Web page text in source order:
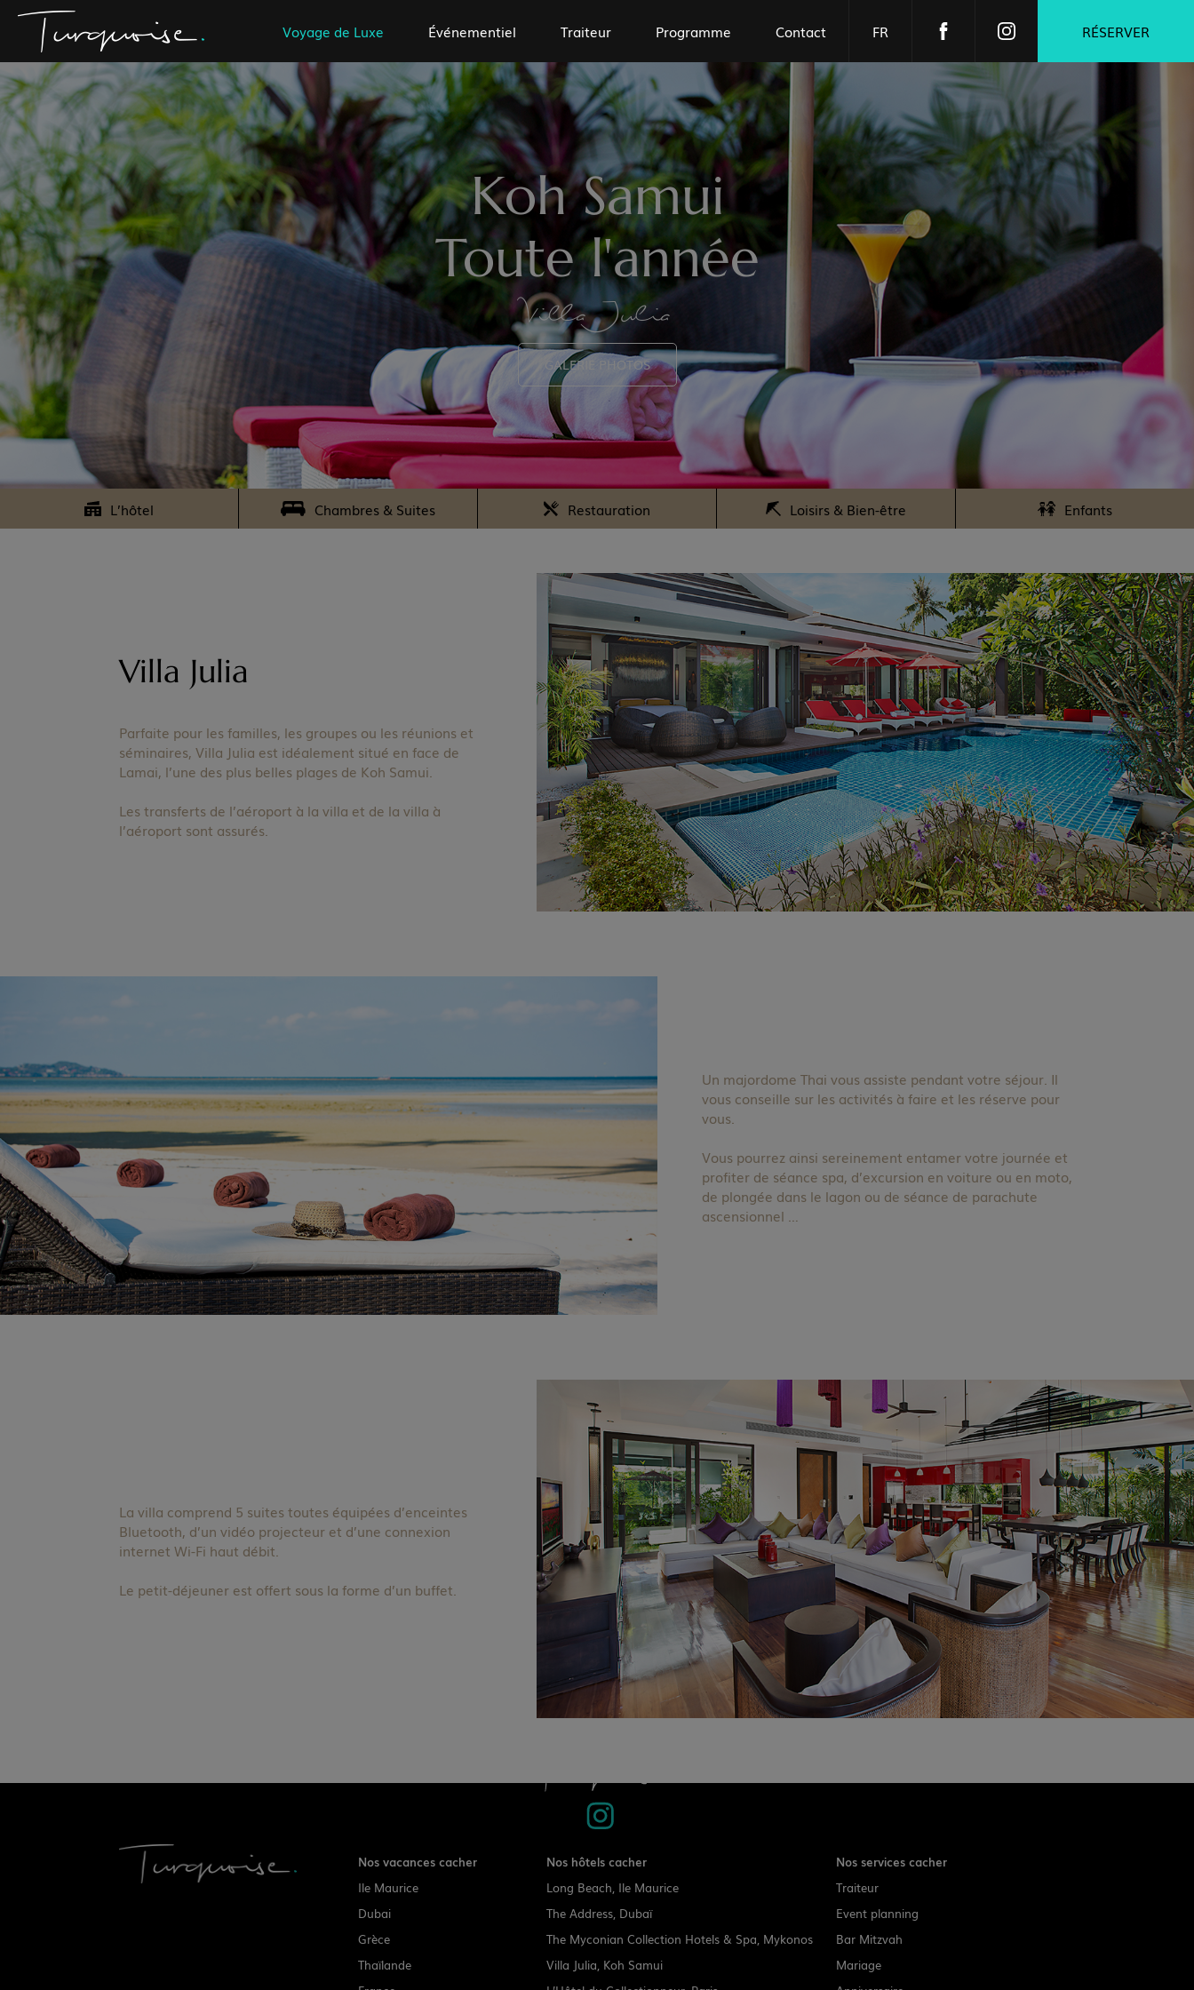
Voyage de Luxe Événementiel Traiteur Programme Contact FR RÉSERVER
Koh Samui
Toute l'année
Villa Julia
GALERIE PHOTOS
L’hôtel Chambres & Suites Restauration Loisirs & Bien-être Enfants
Villa Julia
Parfaite pour les familles, les groupes ou les réunions et
séminaires, Villa Julia est idéalement situé en face de
Lamai, l’une des plus belles plages de Koh Samui.
Les transferts de l’aéroport à la villa et de la villa à
l’aéroport sont assurés.
Un majordome Thai vous assiste pendant votre séjour. Il
vous conseille sur les activités à faire et les réserve pour
vous.
Vous pourrez ainsi sereinement entamer votre journée et
profiter de séance spa, d’excursion en voiture ou en moto,
de plongée dans le lagon ou de séance de parachute
ascensionnel …
La villa comprend 5 suites toutes équipées d’enceintes
Bluetooth, d’un vidéo projecteur et d’une connexion
internet Wi-Fi haut débit.
Le petit-déjeuner est offert sous la forme d’un buffet.
Nos vacances cacher
Ile Maurice
Dubai
Grèce
Thaïlande
Nos hôtels cacher
Long Beach, Ile Maurice
The Address, Dubaï
The Myconian Collection Hotels & Spa, Mykonos
Villa Julia, Koh Samui
Nos services cacher
Traiteur
Event planning
Bar Mitzvah
Mariage